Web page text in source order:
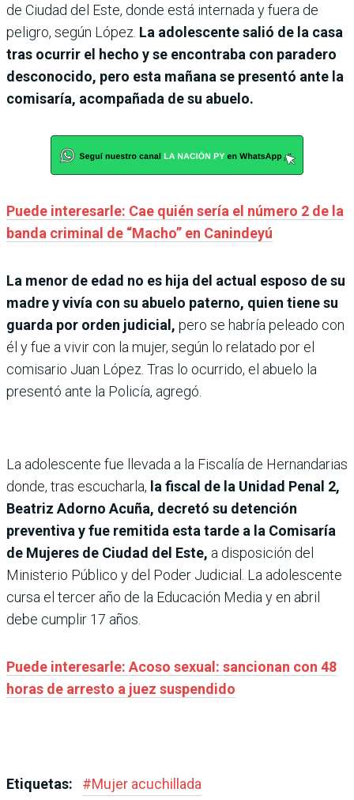
de Ciudad del Este, donde está internada y fuera de
peligro, según López. La adolescente salió de la casa
tras ocurrir el hecho y se encontraba con paradero
desconocido, pero esta mañana se presentó ante la
comisaría, acompañada de su abuelo.
Puede interesarle: Cae quién sería el número 2 de la
banda criminal de “Macho” en Canindeyú
La menor de edad no es hija del actual esposo de su
madre y vivía con su abuelo paterno, quien tiene su
guarda por orden judicial, pero se habría peleado con
él y fue a vivir con la mujer, según lo relatado por el
comisario Juan López. Tras lo ocurrido, el abuelo la
presentó ante la Policía, agregó.
La adolescente fue llevada a la Fiscalía de Hernandarias
donde, tras escucharla, la fiscal de la Unidad Penal 2,
Beatriz Adorno Acuña, decretó su detención
preventiva y fue remitida esta tarde a la Comisaría
de Mujeres de Ciudad del Este, a disposición del
Ministerio Público y del Poder Judicial. La adolescente
cursa el tercer año de la Educación Media y en abril
debe cumplir 17 años.
Puede interesarle: Acoso sexual: sancionan con 48
horas de arresto a juez suspendido
Etiquetas: #Mujer acuchillada